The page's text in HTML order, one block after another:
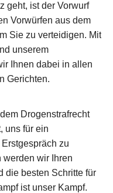
geht, ist der Vorwurf
Vorwürfen aus dem
Sie zu verteidigen. Mit
unserem
Ihnen dabei in allen
Gerichten.
Drogenstrafrecht
uns für ein
zu
werden wir Ihren
die besten Schritte für
ist unser Kampf.